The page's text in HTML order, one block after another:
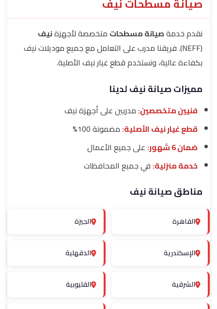
نقدم خدمةصيانة مسطحات متخصصة لأجهزةنيف
(NEFF). فريقنا مدرب على التعامل مع جميع موديلات نيف
بكفاءة عالية، ونستخدم قطع غيار نيف الأصلية.
مميزات صيانة نيف لدينا
فنيين متخصصين: مدربين على أجهزة نيف
قطع غيار نيف الأصلية: مضمونة 100%
ضمان 6 شهور:
على جميع الأعمال
خدمة منزلية: في جميع المحافظات
مناطق صيانة نيف
القاهرة الجيزة
الإسكندرية الدقهلية
الشرقية القليوبية